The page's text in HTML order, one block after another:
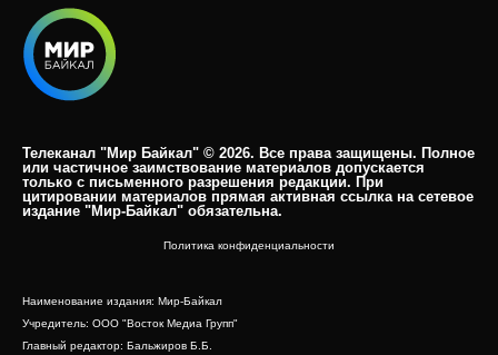
Телеканал "Мир Байкал" © 2026. Все права защищены. Полное
или частичное заимствование материалов допускается
только с письменного разрешения редакции. При
цитировании материалов прямая активная ссылка на сетевое
издание "Мир-Байкал" обязательна.​
Политика конфиденциальности
Наименование издания: Мир-Байкал
Учредитель: ООО "Восток Медиа Групп"
Главный редактор: Бальжиров Б.Б.